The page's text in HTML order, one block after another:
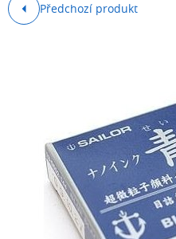
Předchozí produkt